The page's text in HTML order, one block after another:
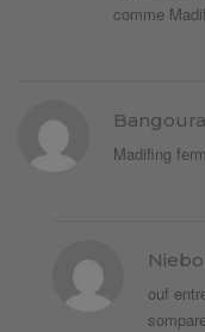
comme
Bangoura
Madifing
ouf